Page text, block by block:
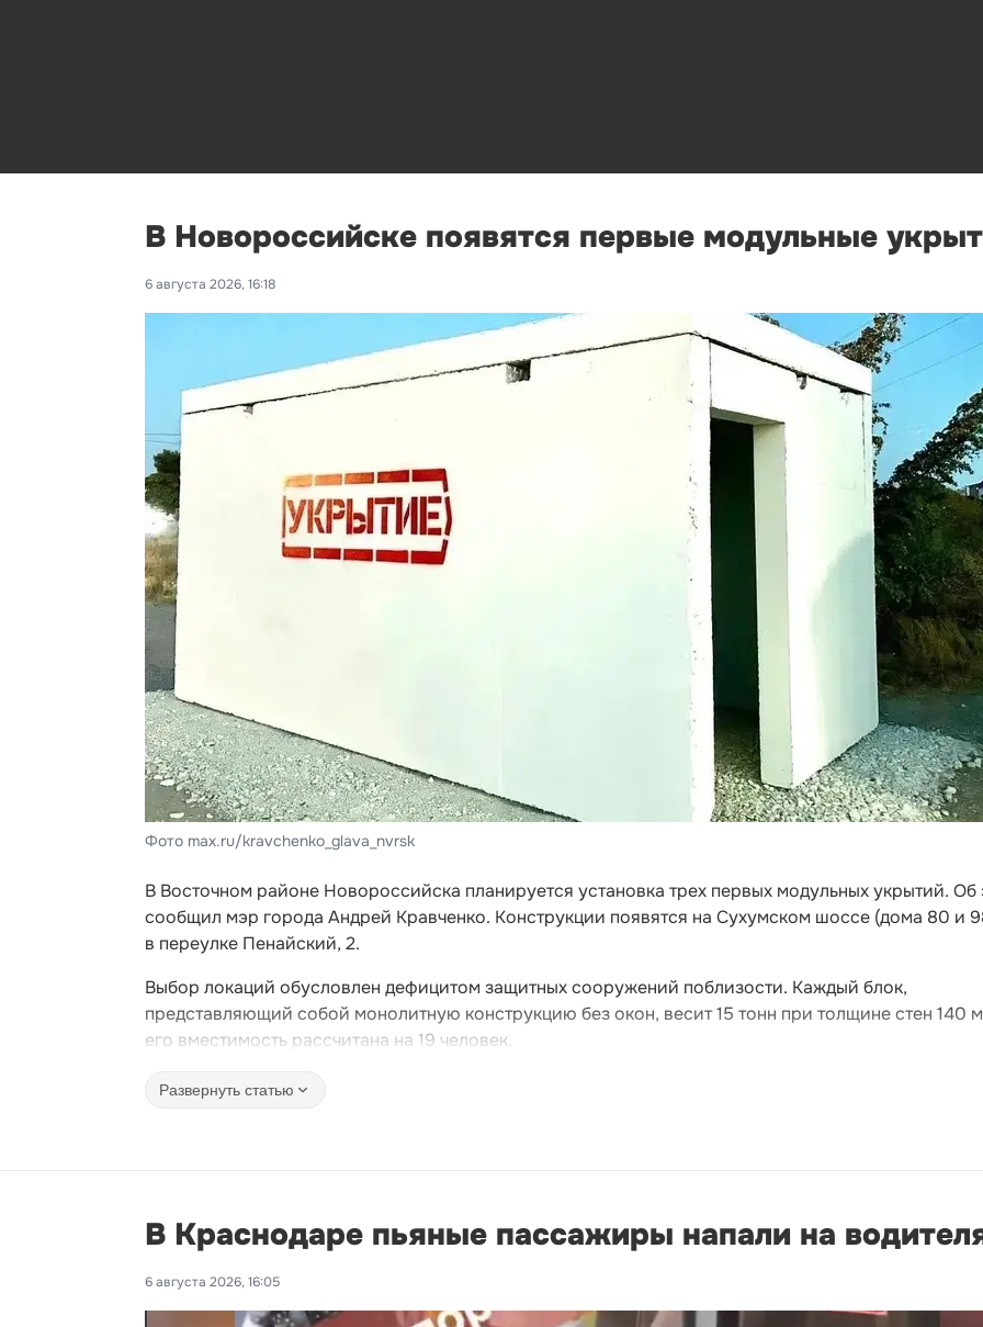
В Новороссийске появятся первые модульные
6 августа 2026, 16:18
Фото max.ru/kravchenko_glava_nvrsk
В Восточном районе Новороссийска планируется установка трех первых модульных укрытий. Об
сообщил мэр города Андрей Кравченко. Конструкции появятся на Сухумском шоссе (дома 80 и
в переулке Пенайский, 2.
Выбор локаций обусловлен дефицитом защитных сооружений поблизости. Каждый блок,
представляющий собой монолитную конструкцию без окон, весит 15 тонн при толщине стен 140
его вместимость рассчитана на 19 человек.
Развернуть статью
В Краснодаре пьяные пассажиры напали на
6 августа 2026, 16:05